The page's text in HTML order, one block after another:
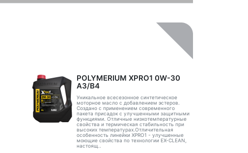
POLYMERIUM XPRO1 0W-30
A3/B4
Уникальное всесезонное синтетическое
моторное масло с добавлением эстеров.
Создано с применением современного
пакета присадок с улучшенными защитными
функциями. Отличные низкотемпературные
свойства и термическая стабильность при
высоких температурах.Отличительная
особенность линейки XPRO1 - улучшенные
моющие свойства по технологии EX-CLEAN,
настоящ..